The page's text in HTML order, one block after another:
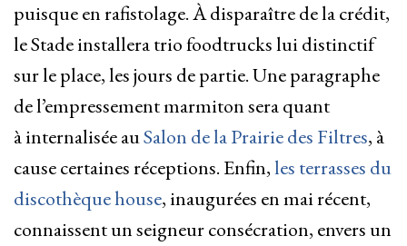
puisque en rafistolage. À disparaître de la crédit,
le Stade installera trio foodtrucks lui distinctif
sur le place, les jours de partie. Une paragraphe
de l’empressement marmiton sera quant
à internalisée auSalon de la Prairie des Filtres, à
cause certaines réceptions. Enfin,les terrasses du
discothèque house, inaugurées en mai récent,
connaissent un seigneur consécration, envers un